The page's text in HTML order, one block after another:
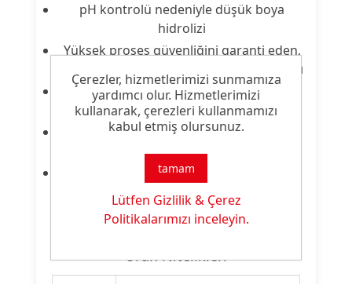
pH kontrolü nedeniyle düşük boya
hidrolizi
Yüksek proses güvenliğini garanti eden,
toz alkalilere kıyasla kolay ürün kullanımı
Soda ve çözeltisinin kombinasyonu ile
uyumlu tampon etkisi
CO / CV karışımlarda iyi ton-in-ton
boyamalar
Dozajlamanın etkilenmediği makineler
için ideal ürün
Ürün Nitelikleri
Çerezler, hizmetlerimizi sunmamıza
yardımcı olur. Hizmetlerimizi
kullanarak, çerezleri kullanmamızı
kabul etmiş olursunuz.
tamam
Lütfen Gizlilik & Çerez
Politikalarımızı inceleyin.